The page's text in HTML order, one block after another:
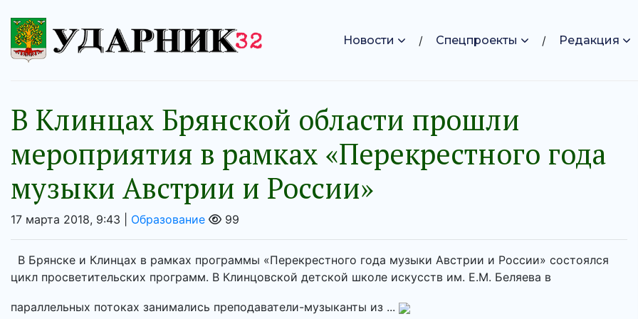
Новости Спецпроекты Редакция
В Клинцах Брянской области прошли
мероприятия в рамках «Перекрестного года
музыки Австрии и России»
17 марта 2018, 9:43 | Образование 99
В Брянске и Клинцах в рамках программы «Перекрестного года музыки Австрии и России» состоялся
цикл просветительских программ. В Клинцовской детской школе искусств им. Е.М. Беляева в
параллельных потоках занимались преподаватели-музыканты из ...